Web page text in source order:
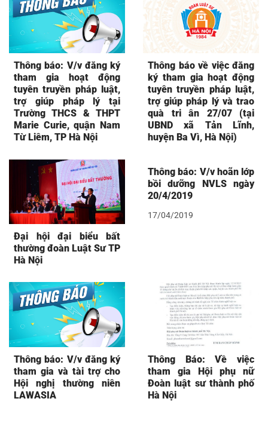
Thông báo: V/v đăng ký
tham gia hoạt động
tuyên truyền pháp luật,
trợ giúp pháp lý tại
Trường THCS & THPT
Marie Curie, quận Nam
Từ Liêm, TP Hà Nội
Thông báo về việc đăng
ký tham gia hoạt động
tuyên truyền pháp luật,
trợ giúp pháp lý và trao
quà tri ân 27/07 (tại
UBND xã Tản Lĩnh,
huyện Ba Vì, Hà Nội)
Đại hội đại biểu bất
thường đoàn Luật Sư TP
Hà Nội
Thông báo: V/v hoãn lớp
bồi dưỡng NVLS ngày
20/4/2019
17/04/2019
Thông báo: V/v đăng ký
tham gia và tài trợ cho
Hội nghị thường niên
LAWASIA
Thông Báo: Về việc
tham gia Hội phụ nữ
Đoàn luật sư thành phố
Hà Nội